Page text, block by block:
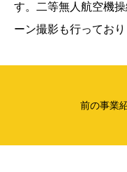
す。二等無人航空機
ーン撮影も行っており
前の事業